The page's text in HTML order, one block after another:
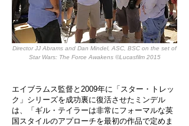
Director JJ Abrams and Dan Mindel, ASC, BSC on the set of
Star Wars: The Force Awakens ©Lucasfilm 2015
エイブラムス監督と2009年に「スター・トレッ
ク」シリーズを成功裏に復活させたミンデル
は、「ギル・テイラーは非常にフォーマルな英
国スタイルのアプローチを最初の作品で定めま